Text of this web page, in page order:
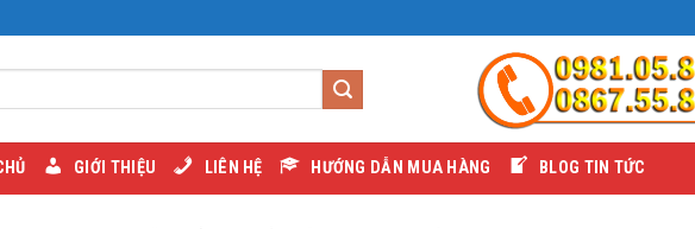
GIỚI THIỆU LIÊN HỆ HƯỚNG DẪN MUA HÀNG BLOG TIN TỨC